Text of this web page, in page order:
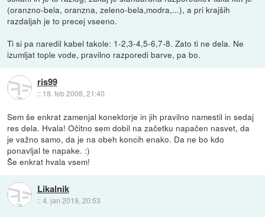
(oranzno-bela, oranzna, zeleno-bela,modra,...), a pri krajših
razdaljah je to precej vseeno.
Ti si pa naredil kabel takole: 1-2,3-4,5-6,7-8. Zato ti ne dela. Ne
izumljat tople vode, pravilno razporedi barve, pa bo.
ris99
:: 18. feb 2008, 21:40
Sem še enkrat zamenjal konektorje in jih pravilno namestil in sedaj
res dela. Hvala! Očitno sem dobil na začetku napačen nasvet, da
je važno samo, da je na obeh koncih enako. Da ne bo kdo
ponavljal te napake. :)
Še enkrat hvala vsem!
Likalnik
::4. jan 2019, 20:53